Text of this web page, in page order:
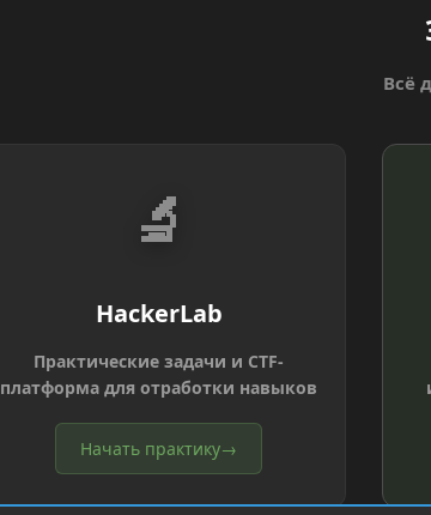
Всё
🔬
HackerLab
Практические задачи и CTF-
платформа для отработки навыков
Начать практику→